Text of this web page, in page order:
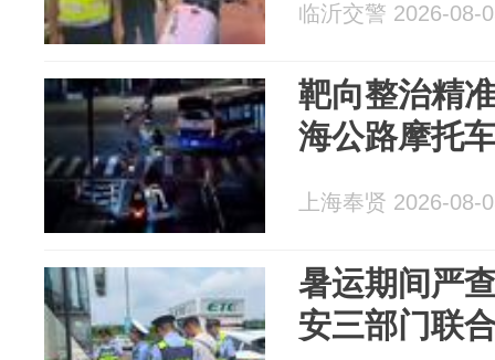
临沂交警 2026-08-
靶向整治精
海公路摩托
上海奉贤 2026-08-
暑运期间严
安三部门联